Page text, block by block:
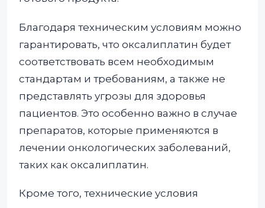
Благодаря техническим условиям можно
гарантировать, что оксалиплатин будет
соответствовать всем необходимым
стандартам и требованиям, а также не
представлять угрозы для здоровья
пациентов. Это особенно важно в случае
препаратов, которые применяются в
лечении онкологических заболеваний,
таких как оксалиплатин.
Кроме того, технические условия